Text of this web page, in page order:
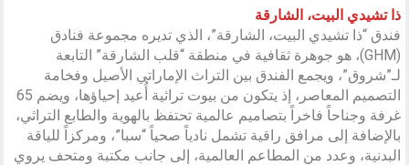
ذا تشيدي البيت، الشارقة
فندق “ذا تشيدي البيت، الشارقة”، الذي تديره مجموعة فنادق
(GHM)، هو جوهرة ثقافية في منطقة “قلب الشارقة” التابعة
لـ”شروق”، ويجمع الفندق بين التراث الإماراتي الأصيل وفخامة
التصميم المعاصر، إذ يتكون من بيوت تراثية أُعيد إحياؤها، ويضم 65
غرفة وجناحاً فاخراً بتصاميم عالمية تحتفظ بالهوية والطابع التراثي،
بالإضافة إلى مرافق راقية تشمل نادياً صحياً “سبا”، ومركزاً للياقة
البدنية، وعدد من المطاعم العالمية، إلى جانب مكتبة ومتحف يروي